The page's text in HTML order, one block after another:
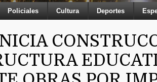
Policiales Cultura Deportes